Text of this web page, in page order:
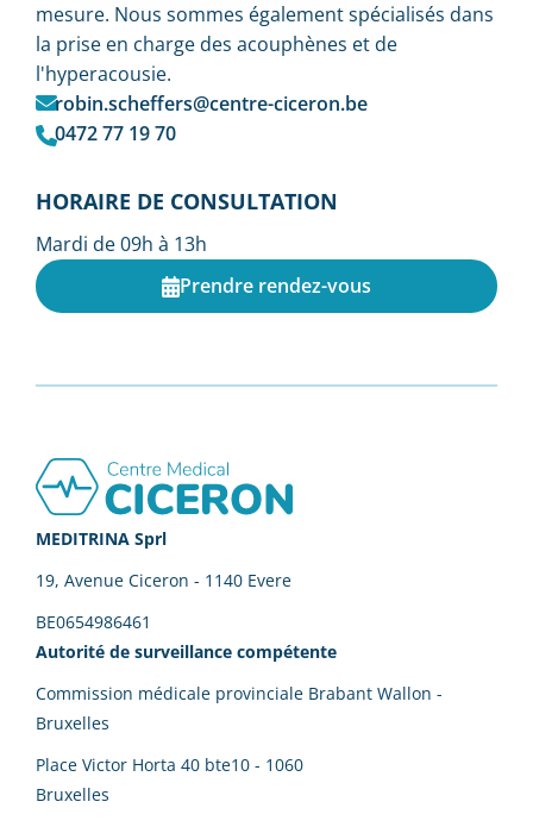
mesure. Nous sommes également spécialisés dans
la prise en charge des acouphènes et de
l'hyperacousie.
robin.scheffers@centre-ciceron.be
0472 77 19 70
HORAIRE DE CONSULTATION
Mardi de 09h à 13h
Prendre rendez-vous
Footer
MEDITRINA Sprl
19, Avenue Ciceron - 1140 Evere
BE0654986461
Autorité de surveillance compétente
Commission médicale provinciale Brabant Wallon -
Bruxelles
Place Victor Horta 40 bte10 - 1060
Bruxelles